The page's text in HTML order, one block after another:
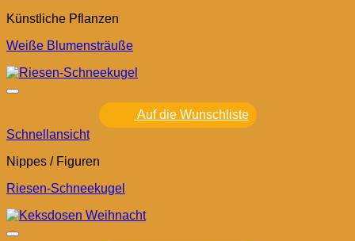
Künstliche Pflanzen
Weiße Blumensträuße
Auf die Wunschliste
Schnellansicht
Nippes / Figuren
Riesen-Schneekugel